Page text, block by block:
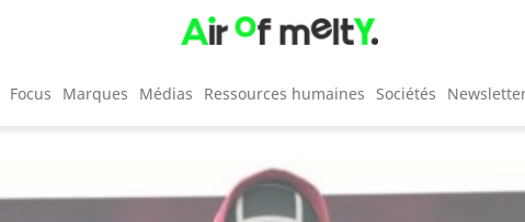
Focus Marques Médias Ressources humaines Sociétés